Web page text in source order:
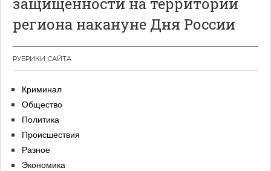
региона накануне Дня России
РУБРИКИ САЙТА
Криминал
Общество
Политика
Происшествия
Разное
Экономика